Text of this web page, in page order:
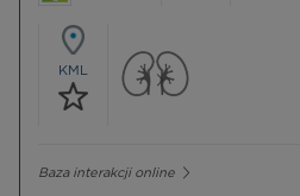
KML
Baza interakcji online